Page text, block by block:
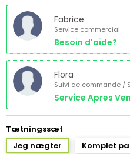
Fabrice
Service commercial
Besoin d'aide?
Flora
Suivi de commande /
Service Apres
Tætningssæt
Jeg nægter
Komplet